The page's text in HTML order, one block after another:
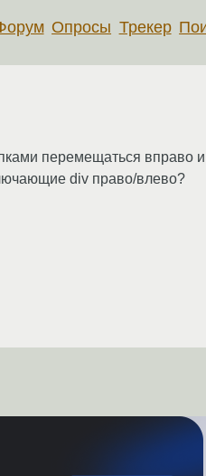
Опросы Трекер
перемещаться вправо
div право/влево?